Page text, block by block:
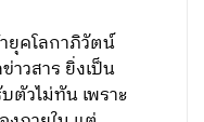
ยุคโลกาภิวัตน์
าวสาร ยิ่งเป็น
ตัวไม่ทัน เพราะ